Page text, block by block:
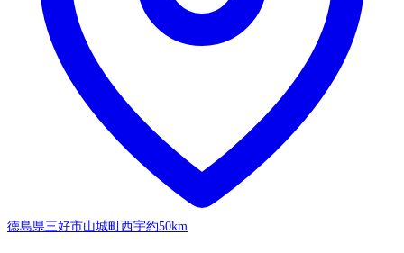
徳島県三好市山城町西宇約50km